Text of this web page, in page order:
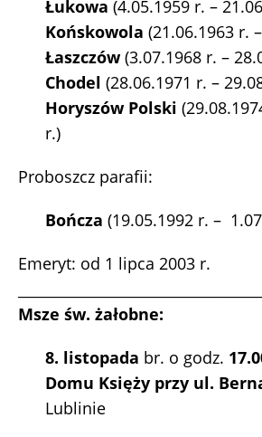
Łukowa (4.05.1959 r. –
Końskowola (21.06.1963 r.
Łaszczów(3.07.1968 r. –
Chodel (28.06.1971 r. –
Horyszów Polski
r.)
Proboszcz parafii:
Bończa (19.05.1992 r. –
Emeryt: od 1 lipca 2003 r.
Msze św. żałobne:
8. listopada br. o godz.
Domu Księży przy ul.
Lublinie